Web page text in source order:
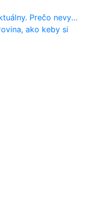
ako pri osobákoch?
ako keby si